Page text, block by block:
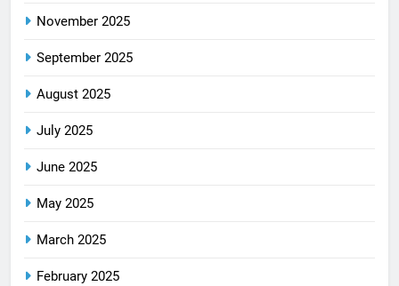
November 2025
September 2025
August 2025
July 2025
June 2025
May 2025
March 2025
February 2025